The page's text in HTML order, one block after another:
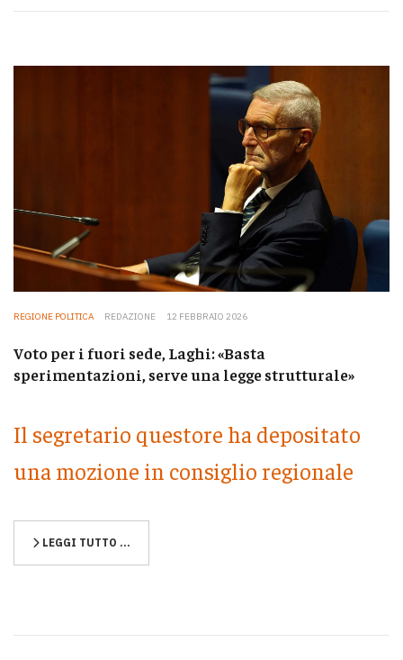
REGIONE POLITICA REDAZIONE 12 FEBBRAIO 2026
Voto per i fuori sede, Laghi: «Basta
sperimentazioni, serve una legge strutturale»
Il segretario questore ha depositato
una mozione in consiglio regionale
LEGGI TUTTO …